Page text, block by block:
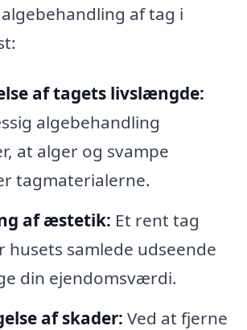
af tag i
af tagets livslængde:
algebehandling
at alger og svampe
tagmaterialerne.
af æstetik: Et rent tag
samlede udseende
din ejendomsværdi.
af skader: Ved at fjerne